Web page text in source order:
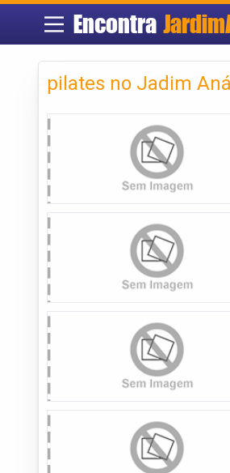
Encontra
pilates no Jadim